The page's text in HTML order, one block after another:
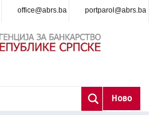
office@abrs.ba portparol@abrs.ba
Ново